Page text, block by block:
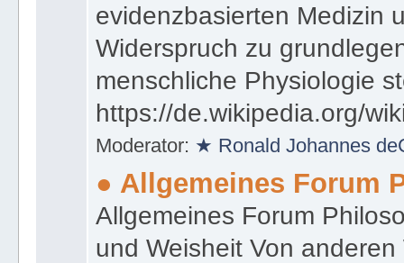
evidenzbasierten Medizin
Widerspruch zu
menschliche Physiologie
https://de.wikipedia.org/
Moderator: ★ Ronald Johannes
● Allgemeines Forum
Allgemeines Forum
und Weisheit Von